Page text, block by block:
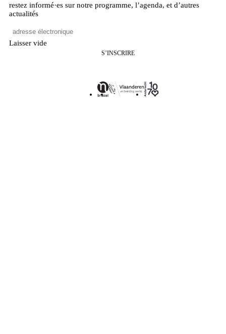
restez informé·es sur notre programme, l’agenda, et d’autres
actualités
Laisser vide
S’INSCRIRE